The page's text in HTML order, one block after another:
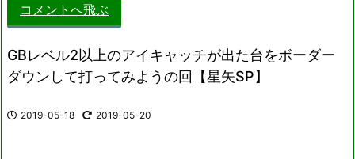
コメントへ飛ぶ
GBレベル2以上のアイキャッチが出た台をボーダー
ダウンして打ってみようの回【星矢SP】
2019-05-18 2019-05-20